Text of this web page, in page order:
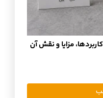
مزایا و نقش آن